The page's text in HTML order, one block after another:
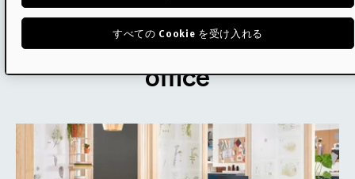
Aeron for the home or
office
すべての Cookie を受け入れる